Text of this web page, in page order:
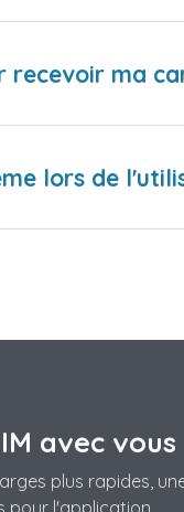
ma
lors de
avec vous
plus rapides,